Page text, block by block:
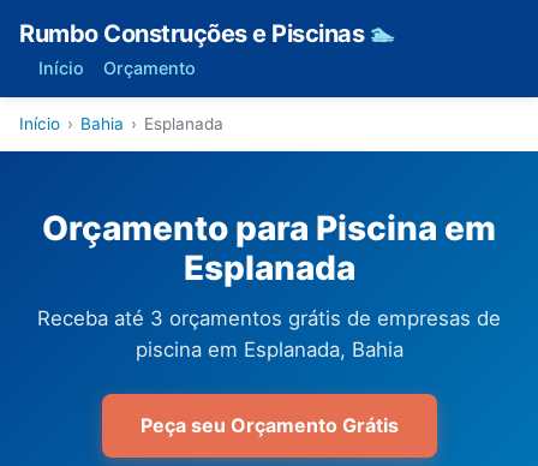
Rumbo Construções e Piscinas 🏊
Início Orçamento
Início › Bahia › Esplanada
Orçamento para Piscina em
Esplanada
Receba até 3 orçamentos grátis de empresas de
piscina em Esplanada, Bahia
Peça seu Orçamento Grátis